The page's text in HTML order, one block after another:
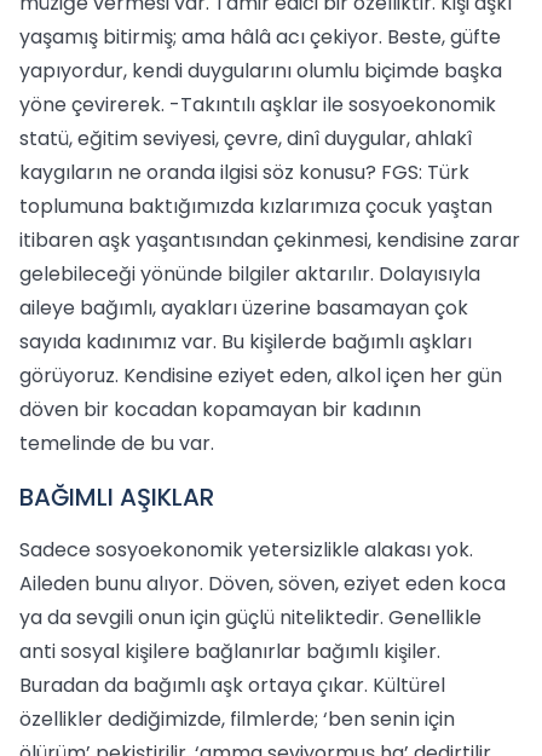
yaşamış bitirmiş; ama hâlâ acı çekiyor. Beste, güfte
yapıyordur, kendi duygularını olumlu biçimde başka
yöne çevirerek. -Takıntılı aşklar ile sosyoekonomik
statü, eğitim seviyesi, çevre, dinî duygular, ahlakî
kaygıların ne oranda ilgisi söz konusu? FGS: Türk
toplumuna baktığımızda kızlarımıza çocuk yaştan
itibaren aşk yaşantısından çekinmesi, kendisine zarar
gelebileceği yönünde bilgiler aktarılır. Dolayısıyla
aileye bağımlı, ayakları üzerine basamayan çok
sayıda kadınımız var. Bu kişilerde bağımlı aşkları
görüyoruz. Kendisine eziyet eden, alkol içen her gün
döven bir kocadan kopamayan bir kadının
temelinde de bu var.
BAĞIMLI AŞIKLAR
Sadece sosyoekonomik yetersizlikle alakası yok.
Aileden bunu alıyor. Döven, söven, eziyet eden koca
ya da sevgili onun için güçlü niteliktedir. Genellikle
anti sosyal kişilere bağlanırlar bağımlı kişiler.
Buradan da bağımlı aşk ortaya çıkar. Kültürel
özellikler dediğimizde, filmlerde; ‘ben senin için